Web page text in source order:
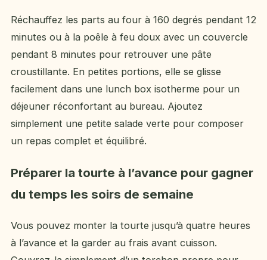
Réchauffez les parts au four à 160 degrés pendant 12
minutes ou à la poêle à feu doux avec un couvercle
pendant 8 minutes pour retrouver une pâte
croustillante. En petites portions, elle se glisse
facilement dans une lunch box isotherme pour un
déjeuner réconfortant au bureau. Ajoutez
simplement une petite salade verte pour composer
un repas complet et équilibré.
Préparer la tourte à l’avance pour gagner
du temps les soirs de semaine
Vous pouvez monter la tourte jusqu’à quatre heures
à l’avance et la garder au frais avant cuisson.